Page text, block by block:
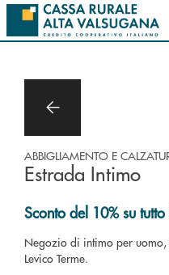
Salta al contenuto principale
ABBIGLIAMENTO E
Estrada Intimo
Sconto del 10% su
Negozio di intimo per
Levico Terme.